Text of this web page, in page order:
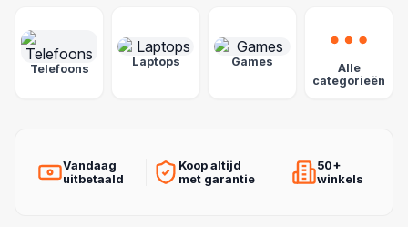
Telefoons
Laptops Games
Alle
categorieën
Vandaag
uitbetaald
Koop altijd
met garantie
50+
winkels